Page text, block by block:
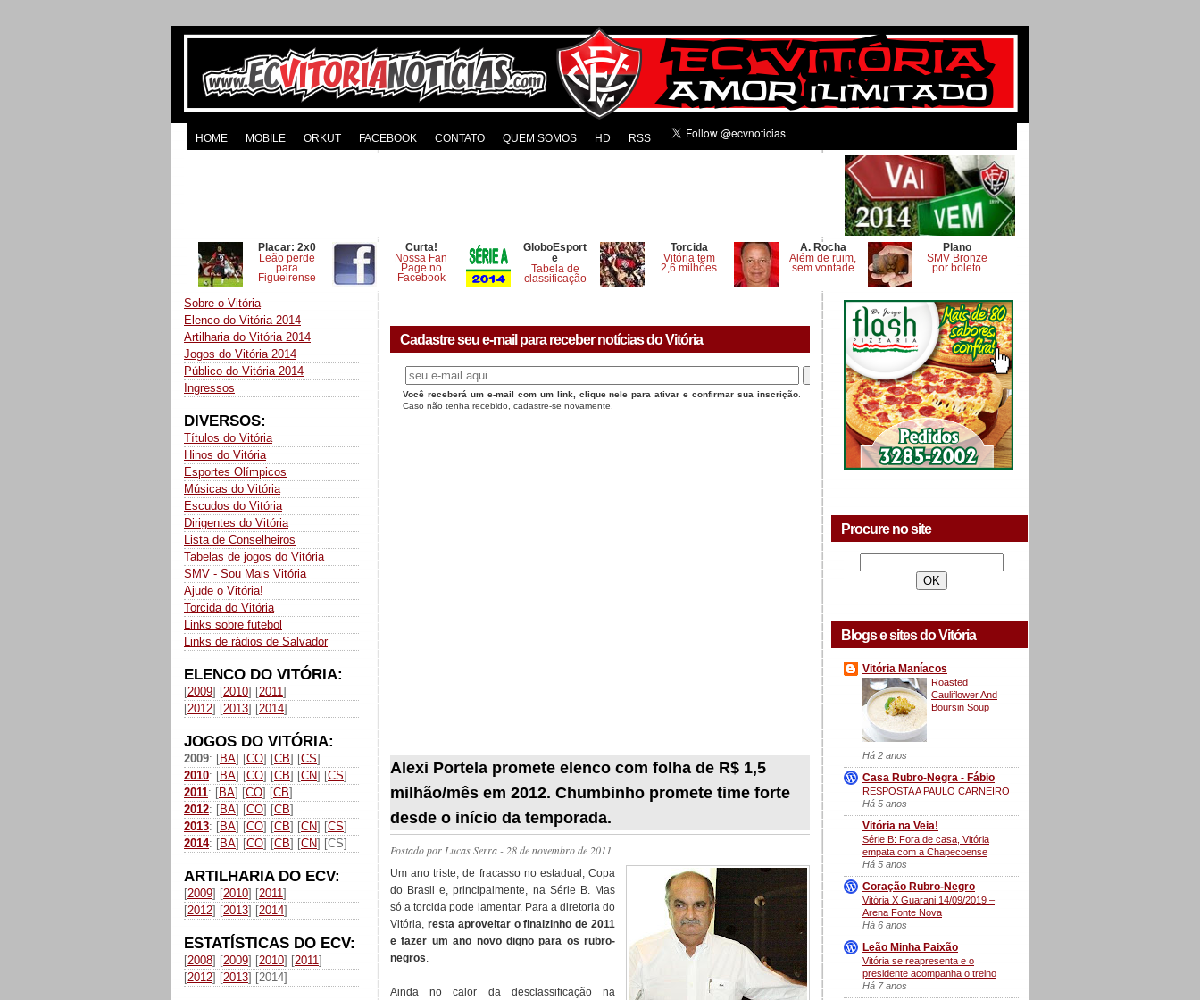
HOME MOBILE ORKUT FACEBOOK CONTATO QUEM SOMOS HD RSS
Placar: 2x0
Leão perde
para
Figueirense
Curta!
Nossa Fan
Page no
Facebook
GloboEsport
e
Tabela de
classificação
Torcida
Vitória tem
2,6 milhões
A. Rocha
Além de ruim,
sem vontade
Plano
SMV Bronze
por boleto
Sobre o Vitória
Elenco do Vitória 2014
Artilharia do Vitória 2014
Jogos do Vitória 2014
Público do Vitória 2014
Ingressos
DIVERSOS:
Títulos do Vitória
Hinos do Vitória
Esportes Olímpicos
Músicas do Vitória
Escudos do Vitória
Dirigentes do Vitória
Lista de Conselheiros
Tabelas de jogos do Vitória
SMV - Sou Mais Vitória
Ajude o Vitória!
Torcida do Vitória
Links sobre futebol
Links de rádios de Salvador
ELENCO DO VITÓRIA:
[2009] [2010] [2011]
[2012] [2013] [2014]
JOGOS DO VITÓRIA:
2009: [BA] [CO] [CB] [CS]
2010: [BA] [CO] [CB] [CN] [CS]
2011: [BA] [CO] [CB]
2012: [BA] [CO] [CB]
2013: [BA] [CO] [CB] [CN] [CS]
2014: [BA] [CO] [CB] [CN] [CS]
ARTILHARIA DO ECV:
[2009] [2010] [2011]
[2012] [2013] [2014]
ESTATÍSTICAS DO ECV:
[2008] [2009] [2010] [2011]
[2012] [2013] [2014]
Cadastre seu e-mail para receber notícias do Vitória
Você receberá um e-mail com um link, clique nele para ativar e confirmar sua inscrição
Caso não tenha recebido, cadastre-se novamente.
Alexi Portela promete elenco com folha de R$ 1,5
milhão/mês em 2012. Chumbinho promete time forte
desde o início da temporada.
Postado porLucas Serra- 28 de novembro de 2011
Um ano triste, de fracasso no estadual, Copa
do Brasil e, principalmente, na Série B. Mas
só a torcida pode lamentar. Para a diretoria do
Vitória, resta aproveitar o finalzinho de 2011
e fazer um ano novo digno para os rubro-
negros.
Ainda no calor da desclassificação na
Procure no site
Blogs e sites do Vitória
Vitória Maníacos
Roasted
Cauliflower And
Boursin Soup
Há 2 anos
Casa Rubro-Negra - Fábio
RESPOSTA A PAULO CARNEIRO
Há 5 anos
Vitória na Veia!
Série B: Fora de casa, Vitória
empata com a Chapecoense
Há 5 anos
Coração Rubro-Negro
Vitória X Guarani 14/09/2019 –
Arena Fonte Nova
Há 6 anos
Leão Minha Paixão
Vitória se reapresenta e o
presidente acompanha o treino
Há 7 anos